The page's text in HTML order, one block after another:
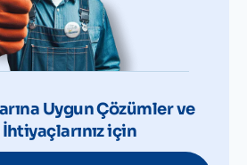
Uygun Çözümler ve
için